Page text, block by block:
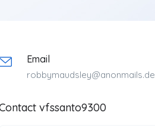
Email
robbymaudsley@anonmails.de
vfssanto9300